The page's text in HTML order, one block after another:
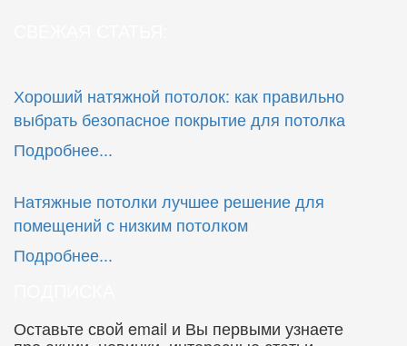
Хороший натяжной потолок: как правильно
выбрать безопасное покрытие для потолка
Подробнее...
Натяжные потолки лучшее решение для
помещений с низким потолком
Подробнее...
Оставьте свой email и Вы первыми узнаете